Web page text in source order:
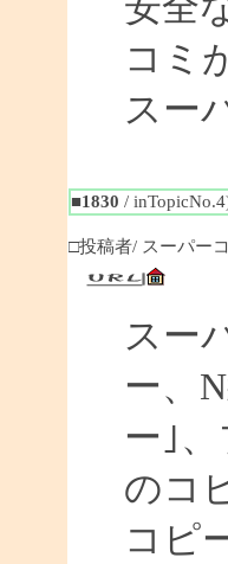
コミ
スー
■1830 /
□投稿者/ スーパー
スー
ー、
ー｣
のコ
コピ